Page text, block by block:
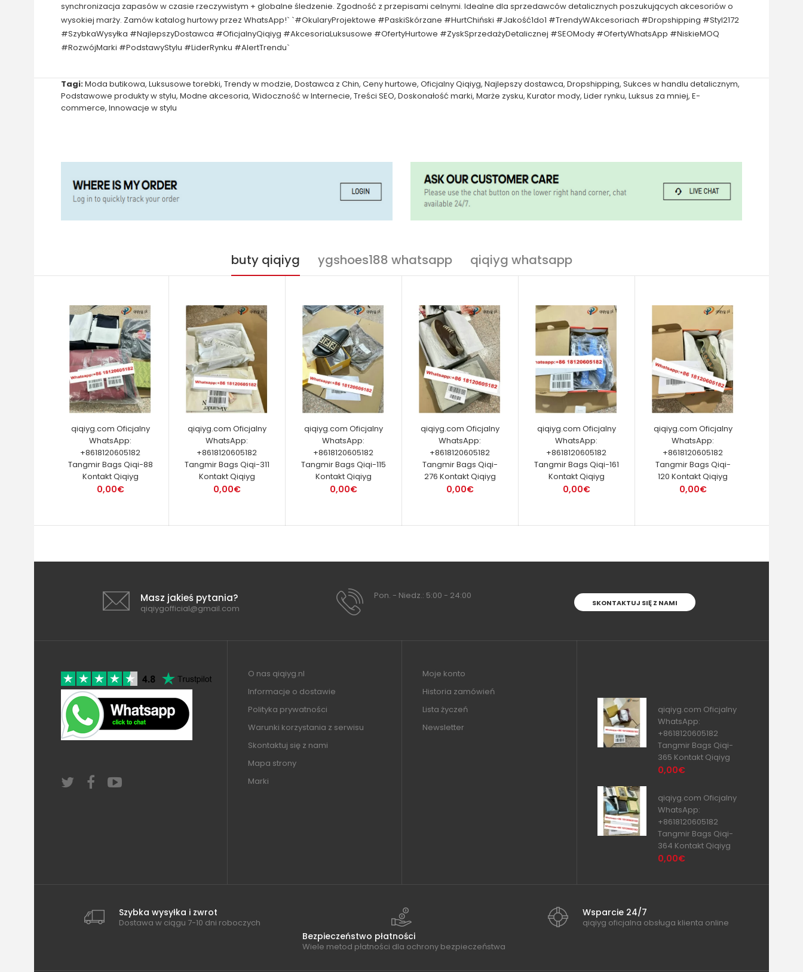
synchronizacja zapasów w czasie rzeczywistym + globalne śledzenie. Zgodność z przepisami celnymi. Idealne dla sprzedawców detalicznych poszukujących akcesoriów o
wysokiej marży. Zamów katalog hurtowy przez WhatsApp!` `#OkularyProjektowe #PaskiSkórzane #HurtChiński #Jakość1do1 #TrendyWAkcesoriach #Dropshipping #Styl2172
#SzybkaWysyłka #NajlepszyDostawca #OficjalnyQiqiyg #AkcesoriaLuksusowe #OfertyHurtowe #ZyskSprzedażyDetalicznej #SEOMody #OfertyWhatsApp #NiskieMOQ
#RozwójMarki #PodstawyStylu #LiderRynku #AlertTrendu`
Tagi:Moda butikowa, Luksusowe torebki, Trendy w modzie, Dostawca z Chin, Ceny hurtowe, Oficjalny Qiqiyg, Najlepszy dostawca, Dropshipping, Sukces w handlu detalicznym,
Podstawowe produkty w stylu, Modne akcesoria, Widoczność w Internecie, Treści SEO, Doskonałość marki, Marże zysku, Kurator mody, Lider rynku, Luksus za mniej, E-
commerce, Innowacje w stylu
buty qiqiyg ygshoes188 whatsapp qiqiyg whatsapp
qiqiyg.com Oficjalny
WhatsApp:
+8618120605182
Tangmir Bags Qiqi-88
Kontakt Qiqiyg
0,00€
qiqiyg.com Oficjalny
WhatsApp:
+8618120605182
Tangmir Bags Qiqi-311
Kontakt Qiqiyg
0,00€
qiqiyg.com Oficjalny
WhatsApp:
+8618120605182
Tangmir Bags Qiqi-115
Kontakt Qiqiyg
0,00€
qiqiyg.com Oficjalny
WhatsApp:
+8618120605182
Tangmir Bags Qiqi-
276 Kontakt Qiqiyg
0,00€
qiqiyg.com Oficjalny
WhatsApp:
+8618120605182
Tangmir Bags Qiqi-161
Kontakt Qiqiyg
0,00€
qiqiyg.com Oficjalny
WhatsApp:
+8618120605182
Tangmir Bags Qiqi-
120 Kontakt Qiqiyg
0,00€
Masz jakieś pytania?
qiqiygofficial@gmail.com
Pon. - Niedz.: 5:00 - 24:00
SKONTAKTUJ SIĘ Z NAMI
O nas qiqiyg.nl
Informacje o dostawie
Polityka prywatności
Warunki korzystania z serwisu
Skontaktuj się z nami
Mapa strony
Marki
Moje konto
Historia zamówień
Lista życzeń
Newsletter
qiqiyg.com Oficjalny
WhatsApp:
+8618120605182
Tangmir Bags Qiqi-
365 Kontakt Qiqiyg
0,00€
qiqiyg.com Oficjalny
WhatsApp:
+8618120605182
Tangmir Bags Qiqi-
364 Kontakt Qiqiyg
0,00€
Szybka wysyłka i zwrot
Dostawa w ciągu 7-10 dni roboczych
Bezpieczeństwo płatności
Wiele metod płatności dla ochrony bezpieczeństwa
Wsparcie 24/7
qiqiyg oficjalna obsługa klienta online